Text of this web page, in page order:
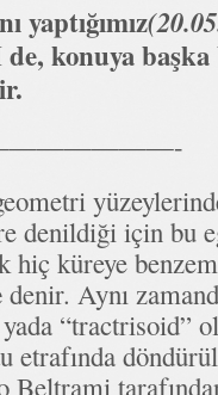
yaptığımız
konuya başka
denildiği için bu
küreye
denir. Aynı
“tractrisoid”
Beltrami